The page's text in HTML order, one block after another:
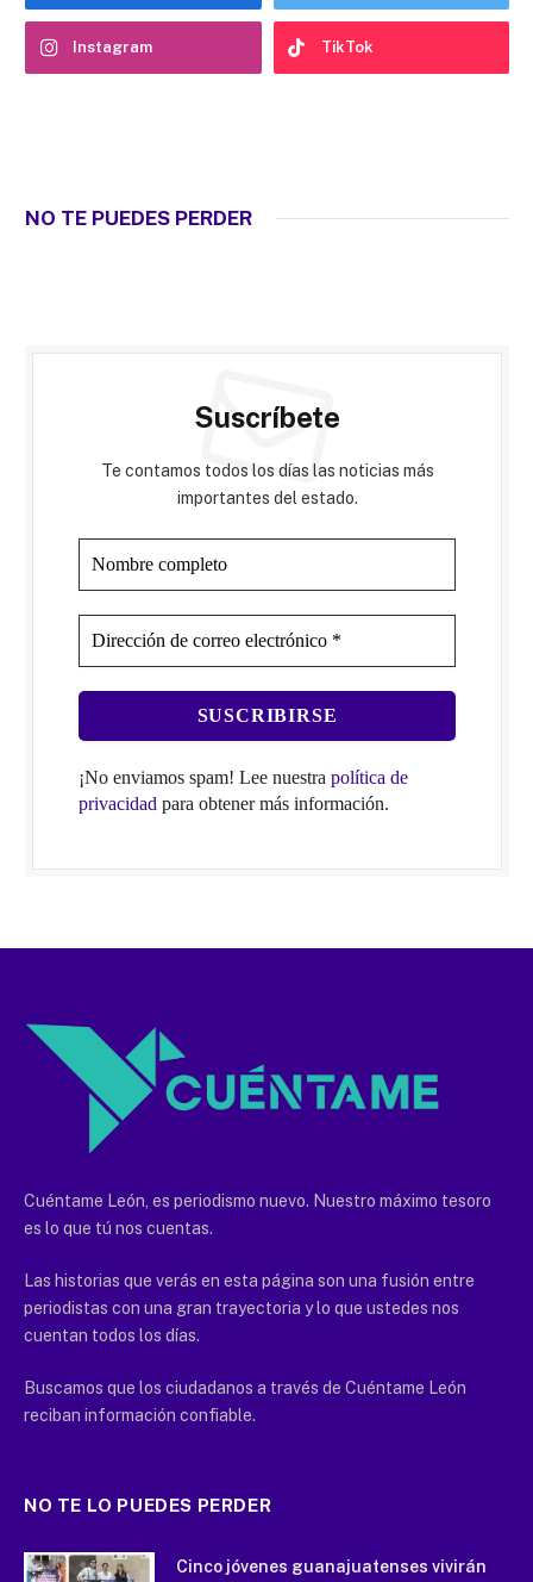
Instagram TikTok
NO TE PUEDES PERDER
Suscríbete
Te contamos todos los días las noticias más
importantes del estado.
¡No enviamos spam! Lee nuestra política de
privacidad para obtener más información.
Cuéntame León, es periodismo nuevo. Nuestro máximo tesoro
es lo que tú nos cuentas.
Las historias que verás en esta página son una fusión entre
periodistas con una gran trayectoria y lo que ustedes nos
cuentan todos los días.
Buscamos que los ciudadanos a través de Cuéntame León
reciban información confiable.
NO TE LO PUEDES PERDER
Cinco jóvenes guanajuatenses vivirán